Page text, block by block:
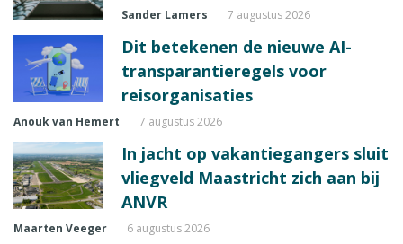
Sander Lamers 7 augustus 2026
Dit betekenen de nieuwe AI-
transparantieregels voor
reisorganisaties
Anouk van Hemert 7 augustus 2026
In jacht op vakantiegangers sluit
vliegveld Maastricht zich aan bij
ANVR
Maarten Veeger 6 augustus 2026